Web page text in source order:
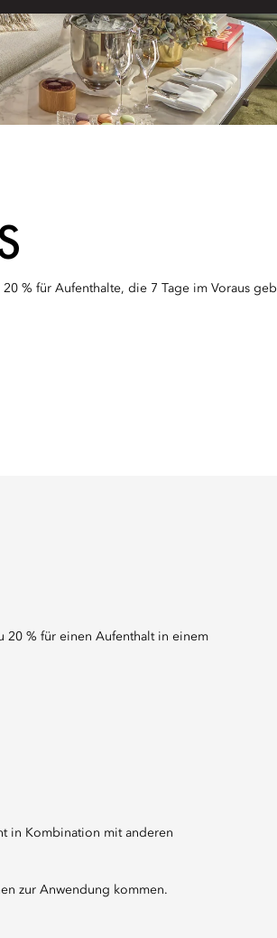
% für Aufenthalte, die 7 Tage im Voraus
20 % für einen Aufenthalt in einem
in Kombination mit anderen
zur Anwendung kommen.